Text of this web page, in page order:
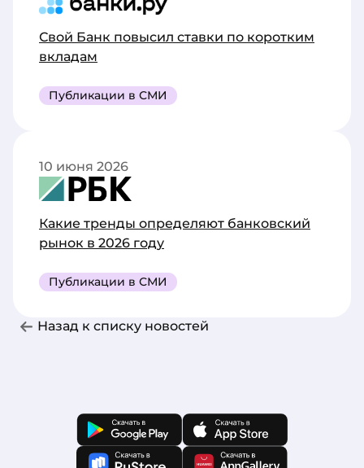
Свой Банк повысил ставки по коротким
вкладам
Публикации в СМИ
Какие тренды определяют банковский
рынок в 2026 году
10 июня 2026
Публикации в СМИ
Назад к списку новостей